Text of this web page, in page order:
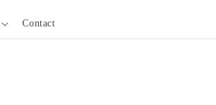
Contact